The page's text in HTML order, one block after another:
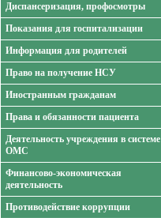
Диспансеризация, профосмотры
Показания для госпитализации
Информация для родителей
Право на получение НСУ
Иностранным гражданам
Права и обязанности пациента
Деятельность учреждения в системе
ОМС
Финансово-экономическая
деятельность
Противодействие коррупции